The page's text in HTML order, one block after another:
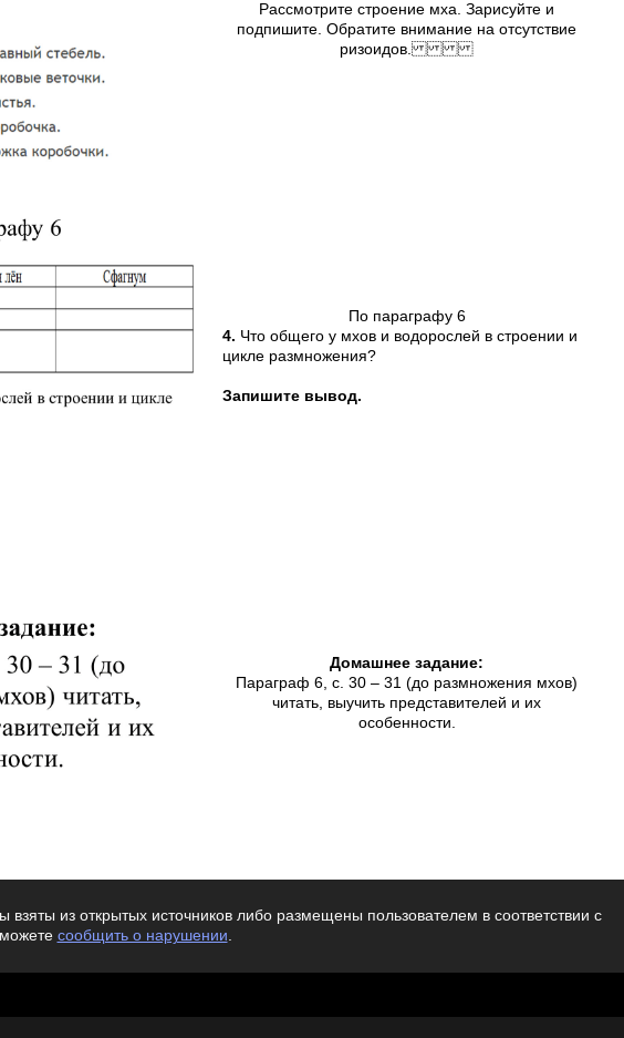
Рассмотрите строение мха. Зарисуйте и
подпишите. Обратите внимание на отсутствие
ризоидов.
По параграфу 6
4. Что общего у мхов и водорослей в строении и
цикле размножения?
Запишите вывод.
Домашнее задание:
Параграф 6, с. 30 – 31 (до размножения мхов)
читать, выучить представителей и их
особенности.
из открытых источников либо размещены пользователем в соответствии с
сообщить о нарушении.